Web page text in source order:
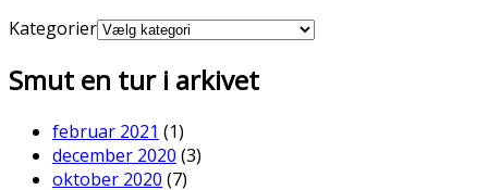
Kategorier
Smut en tur i arkivet
februar 2021 (1)
december 2020 (3)
oktober 2020 (7)